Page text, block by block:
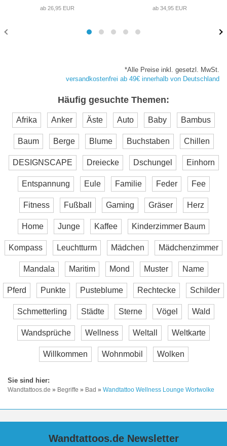
ab 26,95 EUR
ab 34,95 EUR
*Alle Preise inkl. gesetzl. MwSt.
versandkostenfrei ab 49€ innerhalb von Deutschland
Häufig gesuchte Themen:
Afrika Anker Äste Auto Baby Bambus
Baum Berge Blume Buchstaben Chillen
DESIGNSCAPE Dreiecke Dschungel Einhorn
Entspannung Eule Familie Feder Fee
Fitness Fußball Gaming Gräser Herz
Home Junge Kaffee Kinderzimmer Baum
Kompass Leuchtturm Mädchen Mädchenzimmer
Mandala Maritim Mond Muster Name
Pferd Punkte Pusteblume Rechtecke Schilder
Schmetterling Städte Sterne Vögel Wald
Wandsprüche Wellness Weltall Weltkarte
Willkommen Wohnmobil Wolken
Wandtattoos.de » Begriffe » Bad » Wandtattoo Wellness Lounge Wortwolke
Wandtattoos.de Newsletter